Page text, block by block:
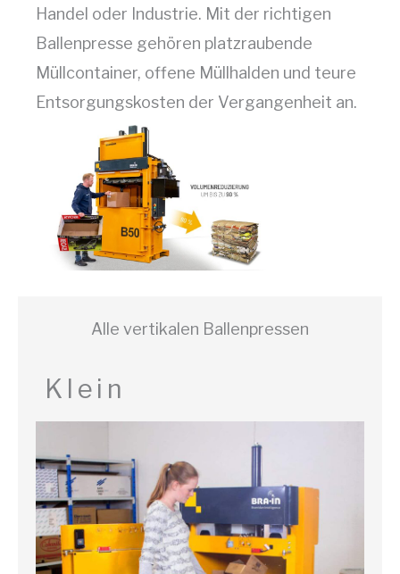
Handel oder Industrie. Mit der richtigen
Ballenpresse gehören platzraubende
Müllcontainer, offene Müllhalden und teure
Entsorgungskosten der Vergangenheit an.
Alle vertikalen Ballenpressen
Klein